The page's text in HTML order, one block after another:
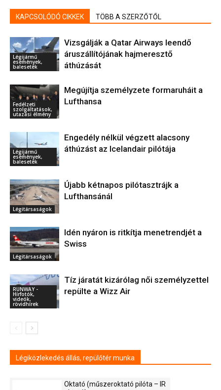
KAPCSOLÓDÓ CIKKEK TÖBB A SZERZŐTŐL
Légijármű
események,
balesetek
Vizsgálják a Qatar Airways leendő
áruszállítójának hajmeresztő
áthúzását
Fedélzeti
szolgáltatások,
utazási élmény
Megújítja személyzete formaruháit a
Lufthansa
Légijármű
események,
balesetek
Engedély nélkül végzett alacsony
áthúzást az Icelandair pilótája
Légitársaságok
Újabb kétnapos pilótasztrájk a
Lufthansánál
Légitársaságok
Idén nyáron is ritkítja menetrendjét a
Swiss
RUNWAY -
Hírfotók,
videók,
rövidhírek
Tíz járatát kizárólag női személyzettel
repülte a Wizz Air
Légiközlekedés állás, repülőtér munka
Oktató (műszeroktató pilóta – IR